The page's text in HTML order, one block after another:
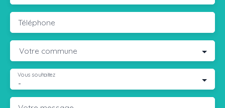
Téléphone
Votre commune
-
Vous souhaitez